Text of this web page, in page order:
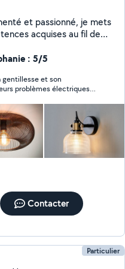
acquises au fil de
la réparation et le
également divers
de luminaires, la pose
et l'installation des
intérieur. Sérieux,
je suis disponible pour
accompagner dans vos
le tout à des tarifs
: 5/5
gentillesse et son
problèmes électriques
hésitation !
Contacter
Particulier